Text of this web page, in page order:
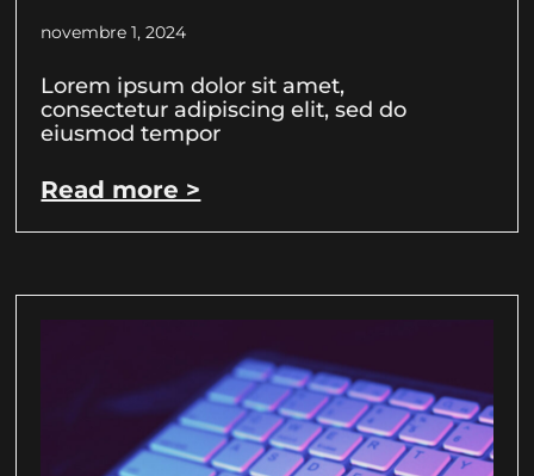
novembre 1, 2024
Lorem ipsum dolor sit amet,
consectetur adipiscing elit, sed do
eiusmod tempor
Read more >